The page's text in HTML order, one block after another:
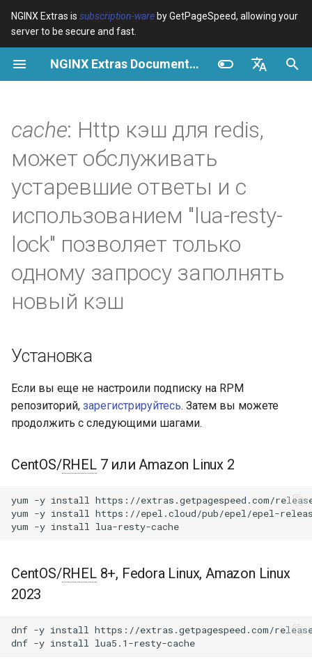
NGINX Extras is subscription-ware by GetPageSpeed, allowing your
server to be secure and fast.
NGINX Extras Documentation
Español
Français
Русский
中文
И
н
л
и
а
ц
я
и
к
а
device-type Variables
Examples
Troubleshooting
geoip2
Directives
Examples
Troubleshooting
pagespeed
Get started
Production operations
Filter reference
Release and security
history
accept-language
access-control
array-var
auth-hash
auth-ldap
auth-radius
aws-auth
CentOS/RHEL 7 или
CentOS/RHEL 8+, Fedora
Linux, Amazon Linux 2023
VPS/Dedicated - FastCGI
Cache
cPanel EA4 - Proxy Cache
Производительность
Безопасность
RHEL/CentOS
NGINX-MOD - Улучшенный
проверками состояния для
RHEL
Tengine Web Server -
и Rocky Linux
пакеты
cPanel EA4 NGINX Модули -
Превратите ea-nginx в
мощный инструмент
производительности и
QUIC - RPM-пакеты для
RHEL и CentOS
Установка на RHEL, CentOS,
Rocky Linux и AlmaLinux
cache: Http кэш для redis,
может обслуживать
устаревшие ответы и с
использованием "lua-resty-
lock" позволяет только
одному запросу заполнять
новый кэш
Установка
Если вы еще не настроили подписку на RPM
репозиторий, зарегистрируйтесь. Затем вы можете
продолжить с следующими шагами.
CentOS/RHEL7 или Amazon Linux 2
yum -y install
https://extras.getpagespeed.com/
yum -y install
https://epel.cloud/pub/epel/epel-
yum -y install
CentOS/RHEL8+, Fedora Linux, Amazon Linux
2023
dnf -y install
https://extras.getpagespeed.com/
dnf -y install